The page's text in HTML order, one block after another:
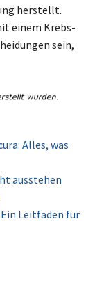
herstellt.
einem Krebs-
sein,
Alles, was
ausstehen
Leitfaden für